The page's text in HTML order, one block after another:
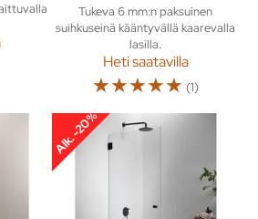
Tukeva 6 mm:n paksuinen
suihkuseinä kääntyvällä kaarevalla
lasilla.
Heti saatavilla
☆☆☆☆☆ (1)
Alk. -20%